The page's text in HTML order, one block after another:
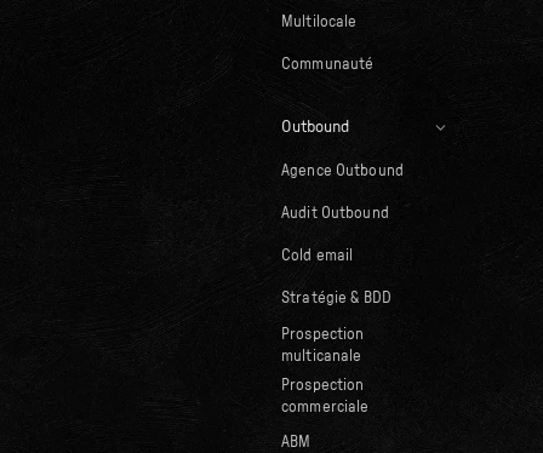
Multilocale
Communauté
Outbound
Agence Outbound
Audit Outbound
Cold email
Stratégie & BDD
Prospection
multicanale
Prospection
commerciale
ABM